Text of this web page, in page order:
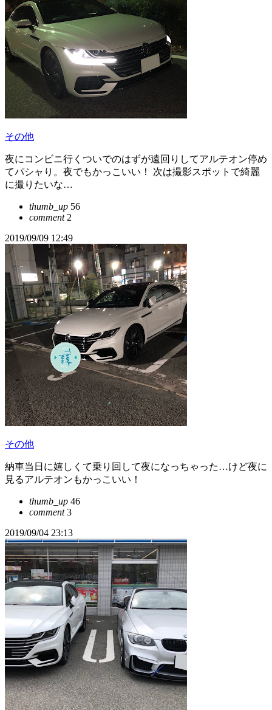
その他
夜にコンビニ行くついでのはずが遠回りしてアルテオン停め
てパシャり。夜でもかっこいい！ 次は撮影スポットで綺麗
に撮りたいな…
thumb_up 56
comment2
2019/09/09 12:49
その他
納車当日に嬉しくて乗り回して夜になっちゃった…けど夜に
見るアルテオンもかっこいい！
thumb_up 46
comment3
2019/09/04 23:13